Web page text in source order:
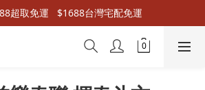
超取免運   $1688台灣宅配免運